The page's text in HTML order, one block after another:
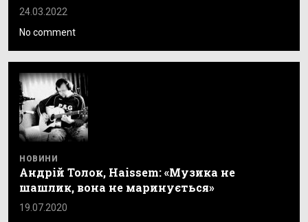
24.03.2022
No comment
НОВИНИ
Андрій Толок, Haissem: «Музика не
шашлик, вона не маринується»
19.07.2020